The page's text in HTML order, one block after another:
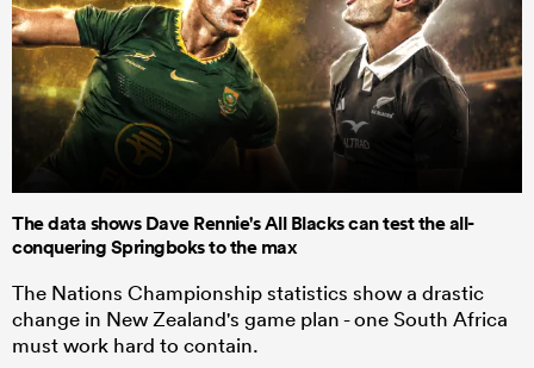
The data shows Dave Rennie's All Blacks can test the all-
conquering Springboks to the max
The Nations Championship statistics show a drastic
change in New Zealand's game plan - one South Africa
must work hard to contain.